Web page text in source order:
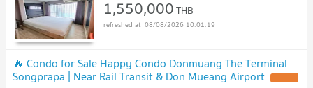
1,550,000THB
08/08/2026 10:01:19
🔥 Condo for Sale Happy Condo Donmuang The Terminal
Songprapa | Near Rail Transit & Don Mueang Airport